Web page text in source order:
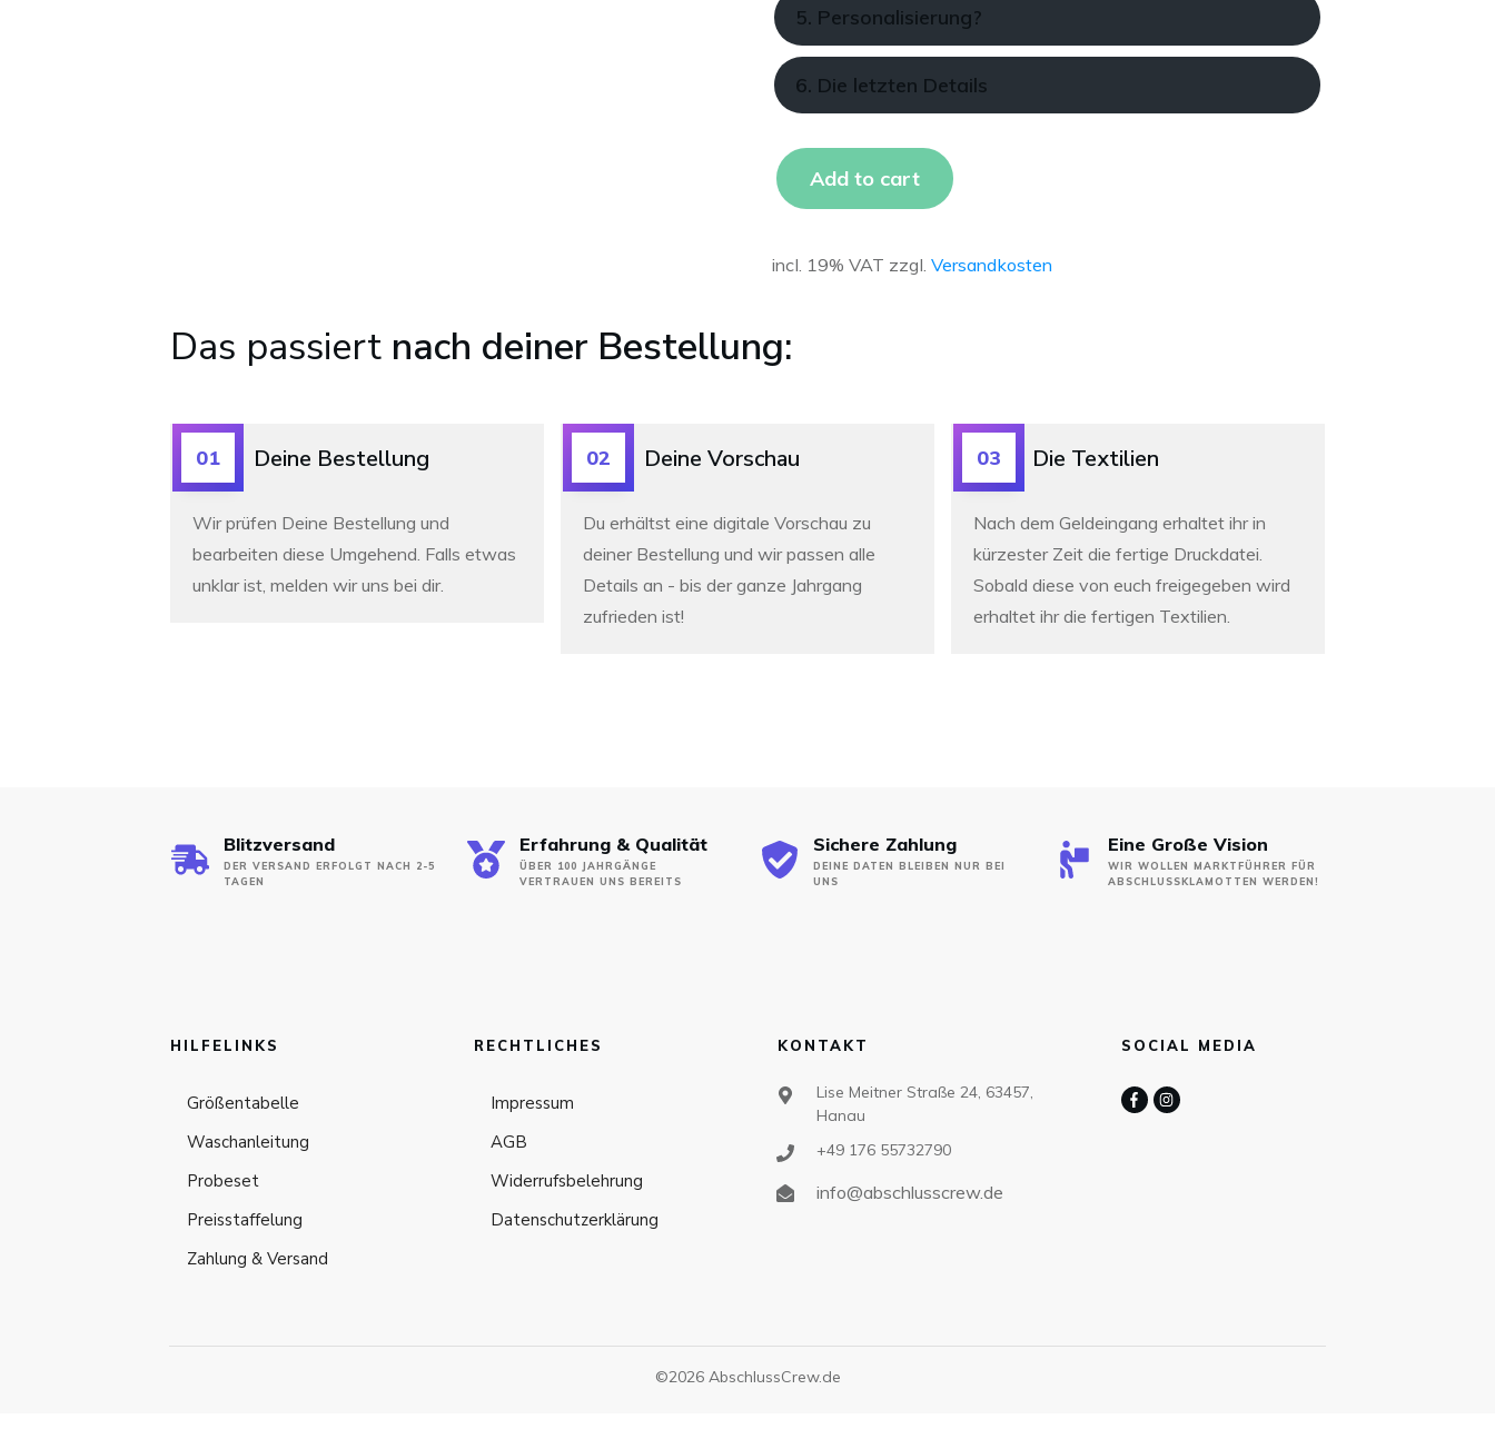
5. Personalisierung?
6. Die letzten Details
Add to cart
incl. 19% VAT zzgl. Versandkosten
Das passiert nach deiner Bestellung:
Deine Bestellung
01
Wir prüfen Deine Bestellung und
bearbeiten diese Umgehend. Falls etwas
unklar ist, melden wir uns bei dir.
Deine Vorschau
02
Du erhältst eine digitale Vorschau zu
deiner Bestellung und wir passen alle
Details an - bis der ganze Jahrgang
zufrieden ist!
Die Textilien
03
Nach dem Geldeingang erhaltet ihr in
kürzester Zeit die fertige Druckdatei.
Sobald diese von euch freigegeben wird
erhaltet ihr die fertigen Textilien.
Blitzversand
DER VERSAND ERFOLGT NACH 2-5
TAGEN
Erfahrung & Qualität
ÜBER 100 JAHRGÄNGE
VERTRAUEN UNS BEREITS
Sichere Zahlung
DEINE DATEN BLEIBEN NUR BEI
UNS
Eine Große Vision
WIR WOLLEN MARKTFÜHRER FÜR
ABSCHLUSSKLAMOTTEN WERDEN!
HILFELINKS
Größentabelle
Waschanleitung
Probeset
Preisstaffelung
Zahlung & Versand
RECHTLICHES
Impressum
AGB
Widerrufsbelehrung
Datenschutzerklärung
KONTAKT
Lise Meitner Straße 24, 63457,
Hanau
+49 176 55732790
info@abschlusscrew.de
SOCIAL MEDIA
©2026 AbschlussCrew.de